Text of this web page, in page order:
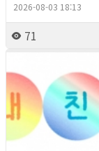
2026-08-03 18:13
71